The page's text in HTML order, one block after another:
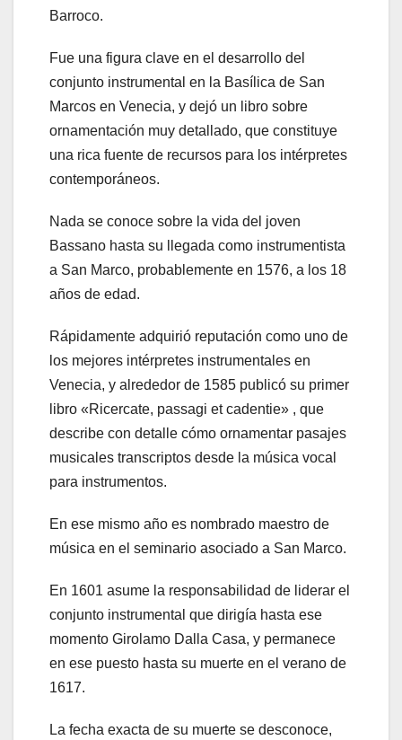
Barroco.
Fue una figura clave en el desarrollo del
conjunto instrumental en la Basílica de San
Marcos en Venecia, y dejó un libro sobre
ornamentación muy detallado, que constituye
una rica fuente de recursos para los intérpretes
contemporáneos.
Nada se conoce sobre la vida del joven
Bassano hasta su llegada como instrumentista
a San Marco, probablemente en 1576, a los 18
años de edad.
Rápidamente adquirió reputación como uno de
los mejores intérpretes instrumentales en
Venecia, y alrededor de 1585 publicó su primer
libro «Ricercate, passagi et cadentie» , que
describe con detalle cómo ornamentar pasajes
musicales transcriptos desde la música vocal
para instrumentos.
En ese mismo año es nombrado maestro de
música en el seminario asociado a San Marco.
En 1601 asume la responsabilidad de liderar el
conjunto instrumental que dirigía hasta ese
momento Girolamo Dalla Casa, y permanece
en ese puesto hasta su muerte en el verano de
1617.
La fecha exacta de su muerte se desconoce,